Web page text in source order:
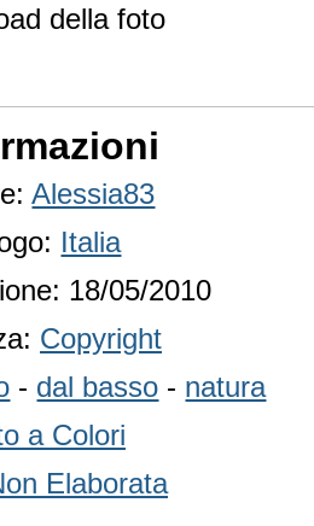
della foto
Alessia83
Italia
18/05/2010
Copyright
- dal basso - natura
a Colori
Elaborata